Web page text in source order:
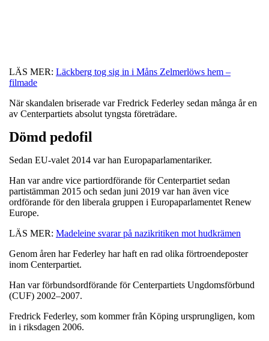
LÄS MER: Läckberg tog sig in i Måns Zelmerlöws hem –
filmade
När skandalen briserade var Fredrick Federley sedan många år en
av Centerpartiets absolut tyngsta företrädare.
Dömd pedofil
Sedan EU-valet 2014 var han Europaparlamentariker.
Han var andre vice partiordförande för Centerpartiet sedan
partistämman 2015 och sedan juni 2019 var han även vice
ordförande för den liberala gruppen i Europaparlamentet Renew
Europe.
LÄS MER: Madeleine svarar på nazikritiken mot hudkrämen
Genom åren har Federley har haft en rad olika förtroendeposter
inom Centerpartiet.
Han var förbundsordförande för Centerpartiets Ungdomsförbund
(CUF) 2002–2007.
Fredrick Federley, som kommer från Köping ursprungligen, kom
in i riksdagen 2006.